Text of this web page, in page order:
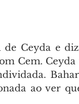
de Ceyda e
Cem.
ao ver